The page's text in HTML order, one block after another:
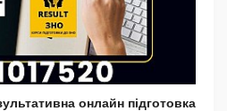
онлайн підготовка